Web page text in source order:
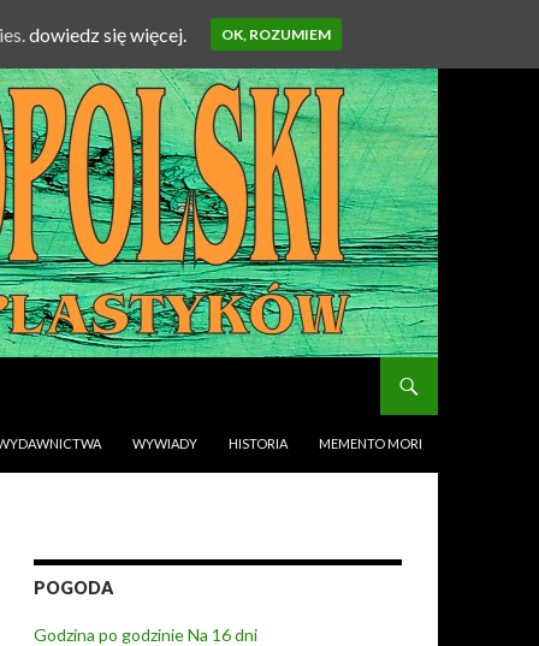
WYWIADY HISTORIA MEMENTO MORI
POGODA
Godzina po godzinieNa 16 dni
dowiedz się więcej. OK, ROZUMIEM